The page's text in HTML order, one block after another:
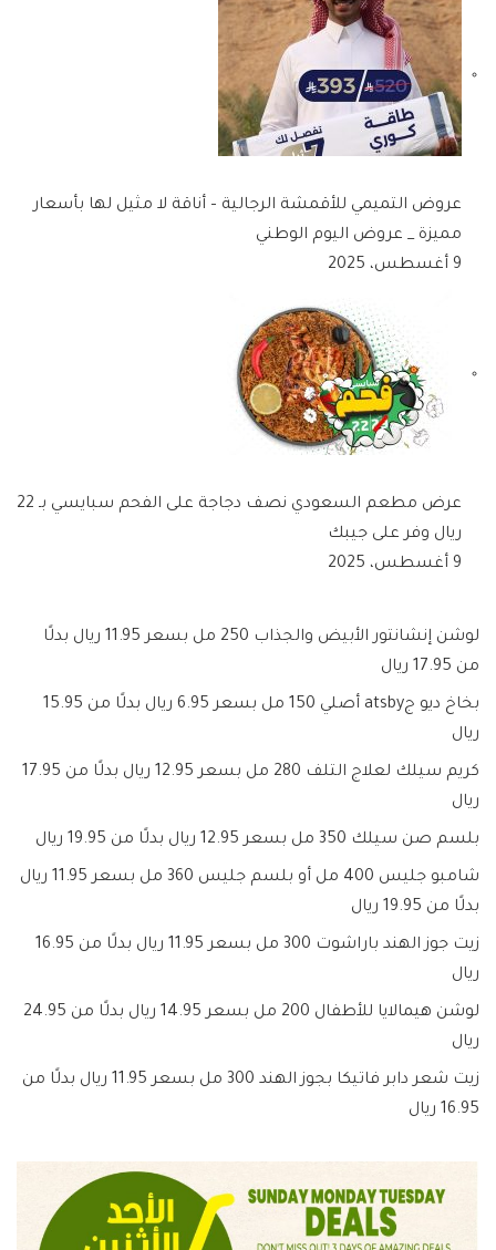
عروض التميمي للأقمشة الرجالية – أناقة لا مثيل لها بأسعار
مميزة _ عروض اليوم الوطني
9 أغسطس، 2025
عرض مطعم السعودي نصف دجاجة على الفحم سبايسي بـ 22
ريال وفر على جيبك
9 أغسطس، 2025
لوشن إنشانتور الأبيض والجذاب 250 مل بسعر 11.95 ريال بدلًا
من 17.95 ريال
بخاخ ديو جatsby أصلي 150 مل بسعر 6.95 ريال بدلًا من 15.95
ريال
كريم سيلك لعلاج التلف 280 مل بسعر 12.95 ريال بدلًا من 17.95
ريال
بلسم صن سيلك 350 مل بسعر 12.95 ريال بدلًا من 19.95 ريال
شامبو جليس 400 مل أو بلسم جليس 360 مل بسعر 11.95 ريال
بدلًا من 19.95 ريال
زيت جوز الهند باراشوت 300 مل بسعر 11.95 ريال بدلًا من 16.95
ريال
لوشن هيمالايا للأطفال 200 مل بسعر 14.95 ريال بدلًا من 24.95
ريال
زيت شعر دابر فاتيكا بجوز الهند 300 مل بسعر 11.95 ريال بدلًا من
16.95 ريال